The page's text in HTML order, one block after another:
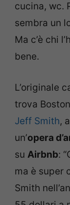
cucina, wc.
sembra un
Ma c’è chi
bene.
L’originale
trova
Jeff Smith,
un’opera
su Airbnb:
ma è super
Smith